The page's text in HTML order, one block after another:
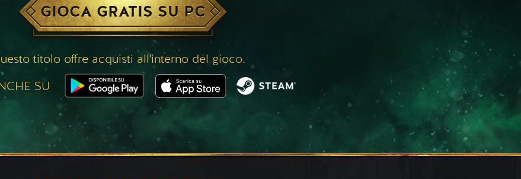
GIOCA GRATIS SU PC
titolo offre acquisti all'interno del gioco.
SU